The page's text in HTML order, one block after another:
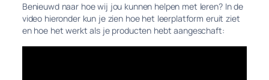
Benieuwd naar hoe wij jou kunnen helpen met leren? In de
video hieronder kun je zien hoe het leerplatform eruit ziet
en hoe het werkt als je producten hebt aangeschaft: